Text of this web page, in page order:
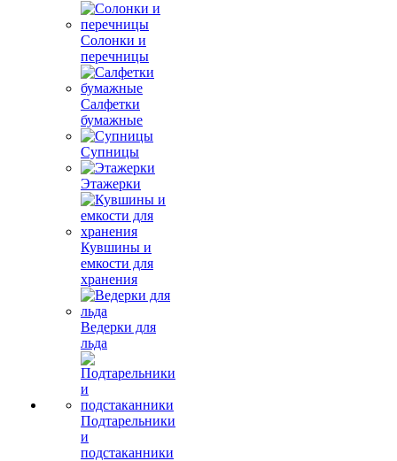
Солонки и
перечницы
Салфетки
бумажные
Супницы
Этажерки
Кувшины и
емкости для
хранения
Ведерки для
льда
Подтарельники
и
подстаканники